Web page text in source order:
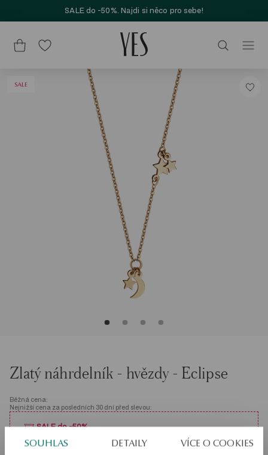
SOUHLAS DETAILY VÍCE O COOKIES
SALE do -50%. Najdi si něco pro sebe!
SALE
Zlatý náhrdelník - hvězdy - Eclipse
Běžná cena:
Nejnižší cena za posledních 30 dní před slevou:
SALE do -50%
Stovky produktů za nižší ceny. Zobrazit vše!